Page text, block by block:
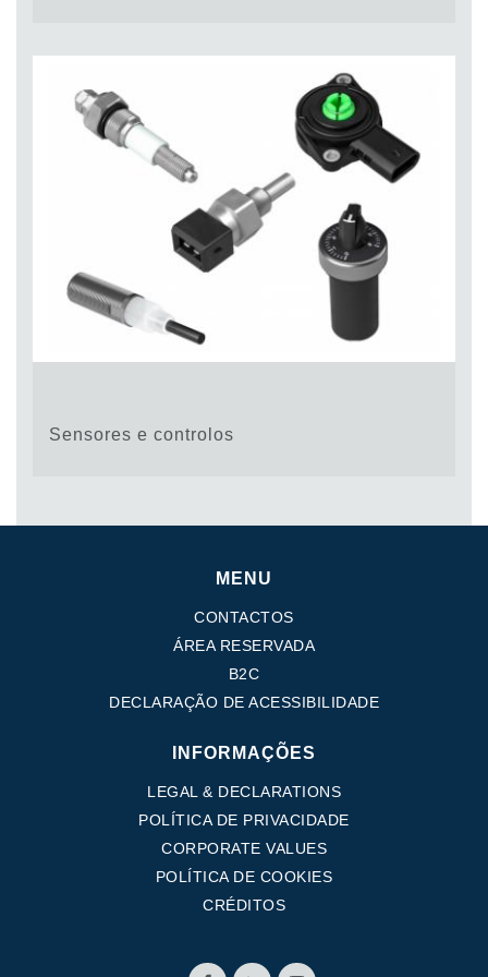
Sensores e controlos
MENU
CONTACTOS
ÁREA RESERVADA
B2C
DECLARAÇÃO DE ACESSIBILIDADE
INFORMAÇÕES
LEGAL & DECLARATIONS
POLÍTICA DE PRIVACIDADE
CORPORATE VALUES
POLÍTICA DE COOKIES
CRÉDITOS